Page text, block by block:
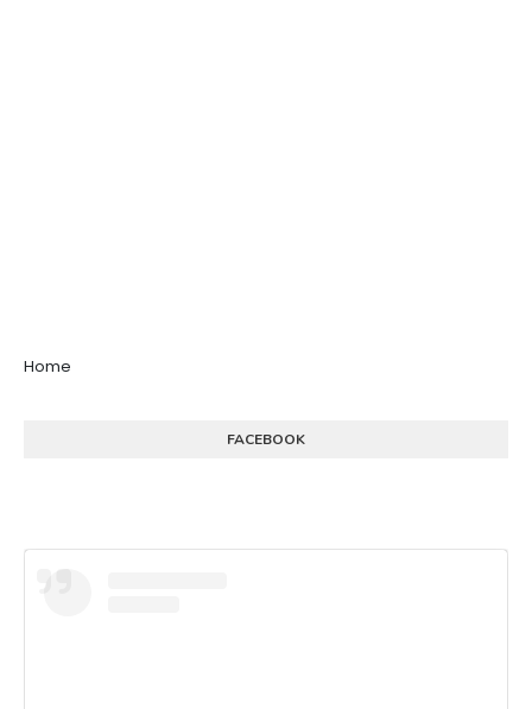
Home
FACEBOOK